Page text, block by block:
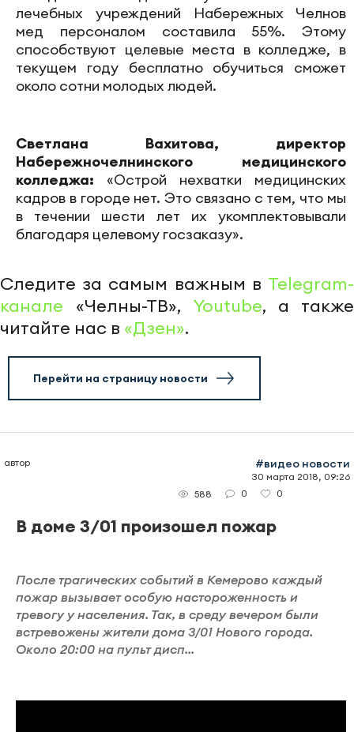
лечебных учреждений Набережных Челнов
мед персоналом составила 55%. Этому
способствуют целевые места в колледже, в
текущем году бесплатно обучиться сможет
около сотни молодых людей.
Светлана Вахитова, директор
Набережночелнинского медицинского
колледжа: «Острой нехватки медицинских
кадров в городе нет. Это связано с тем, что мы
в течении шести лет их укомплектовывали
благодаря целевому госзаказу».
Следите за самым важным в Telegram-
канале «Челны-ТВ», Youtube, а также
читайте нас в «Дзен».
Перейти на страницу новости
автор #видео новости
30 марта 2018, 09:26
588
0 0
В доме 3/01 произошел пожар
После трагических событий в Кемерово каждый
пожар вызывает особую настороженность и
тревогу у населения. Так, в среду вечером были
встревожены жители дома 3/01 Нового города.
Около 20:00 на пульт дисп...